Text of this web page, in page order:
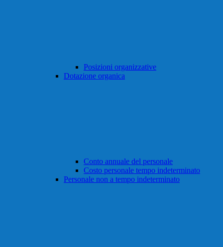
Posizioni organizzative
Dotazione organica
Conto annuale del personale
Costo personale tempo indeterminato
Personale non a tempo indeterminato